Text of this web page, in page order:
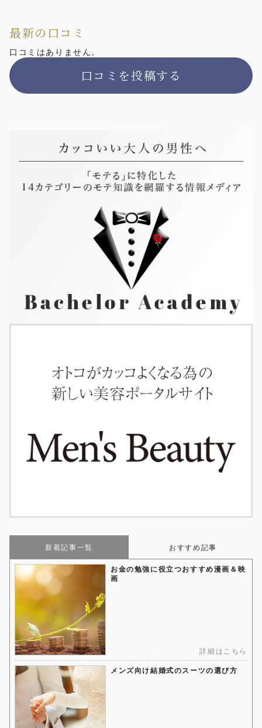
最新の口コミ
口コミはありません。
口コミを投稿する
新着記事一覧 おすすめ記事
お金の勉強に役立つおすすめ漫画＆映
画
詳細はこちら
メンズ向け結婚式のスーツの選び方